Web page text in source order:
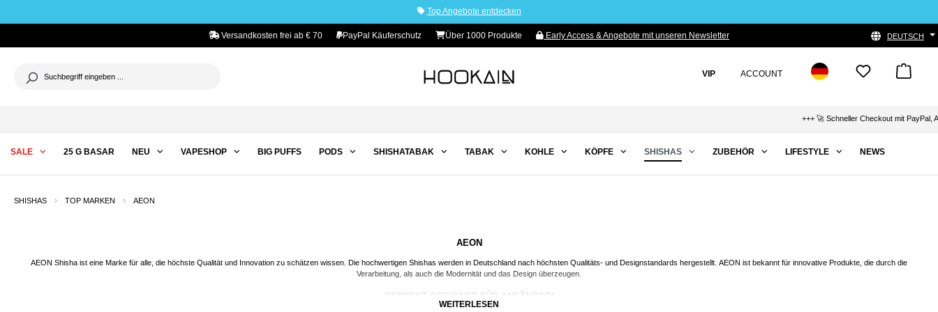
Top Angebote entdecken
Versandkosten frei ab € 70 PayPal Käuferschutz Über 1000 Produkte Early Access & Angebote mit unseren Newsletter DEUTSCH
VIP ACCOUNT
+++ 🚀 Schneller Checkout mit PayPal,
SALE 25 G BASAR NEU VAPESHOP BIG PUFFS PODS SHISHATABAK TABAK KOHLE KÖPFE SHISHAS ZUBEHÖR LIFESTYLE NEWS
SHISHAS TOP MARKEN AEON
AEON
AEON Shisha ist eine Marke für alle, die höchste Qualität und Innovation zu schätzen wissen. Die hochwertigen Shishas werden in Deutschland nach höchsten Qualitäts- und Designstandards hergestellt. AEON ist bekannt für innovative Produkte, die durch die
Verarbeitung, als auch die Modernität und das Design überzeugen.
PERFEKT GEEIGNET FÜR ANFÄNGER!
WEITERLESEN